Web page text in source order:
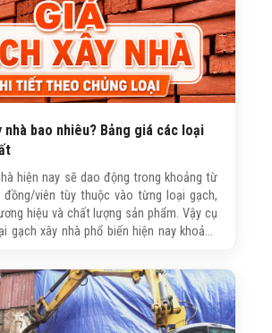
nhà bao nhiêu? Bảng giá các loại
hiện nay sẽ dao động trong khoảng từ
đồng/viên tùy thuộc vào từng loại gạch,
hiệu và chất lượng sản phẩm. Vậy cụ
gạch xây nhà phổ biến hiện nay khoảng
dưới đây.